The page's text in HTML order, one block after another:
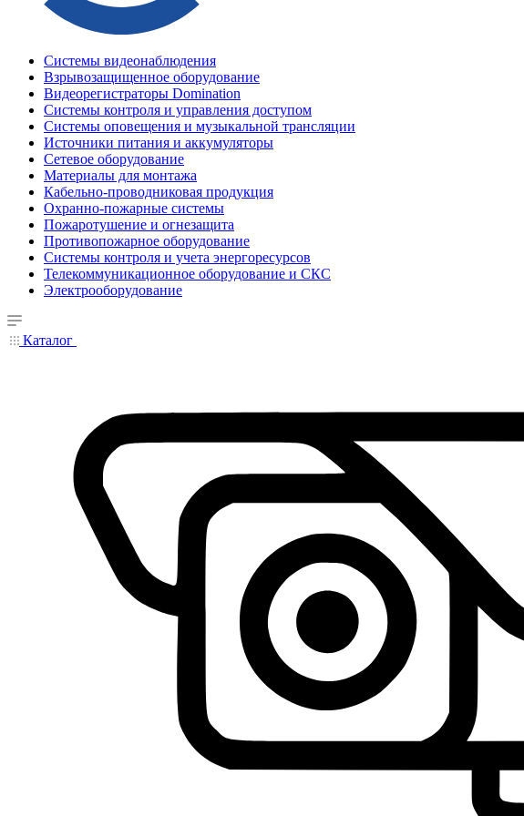
Системы видеонаблюдения
Взрывозащищенное оборудование
Видеорегистраторы Domination
Системы контроля и управления доступом
Системы оповещения и музыкальной трансляции
Источники питания и аккумуляторы
Сетевое оборудование
Материалы для монтажа
Кабельно-проводниковая продукция
Охранно-пожарные системы
Пожаротушение и огнезащита
Противопожарное оборудование
Системы контроля и учета энергоресурсов
Телекоммуникационное оборудование и СКС
Электрооборудование
Каталог